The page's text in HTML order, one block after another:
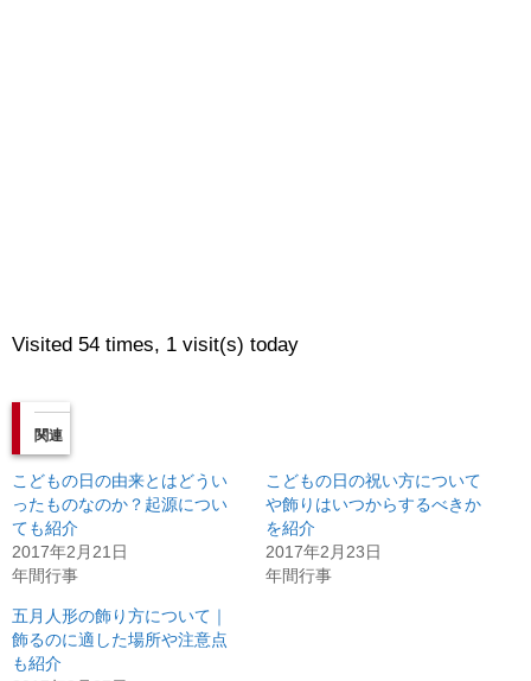
Visited 54 times, 1 visit(s) today
関連
こどもの日の由来とはどうい
ったものなのか？起源につい
ても紹介
2017年2月21日
年間行事
こどもの日の祝い方について
や飾りはいつからするべきか
を紹介
2017年2月23日
年間行事
五月人形の飾り方について｜
飾るのに適した場所や注意点
も紹介